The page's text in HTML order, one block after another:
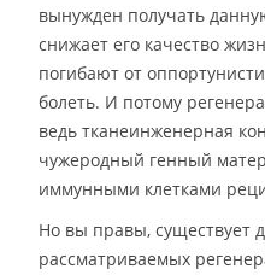
вынужден получать
снижает его качество
погибают от
болеть. И потому
ведь тканеинженерная
чужеродный генный
иммунными клетками
Но вы правы, существует
рассматриваемых